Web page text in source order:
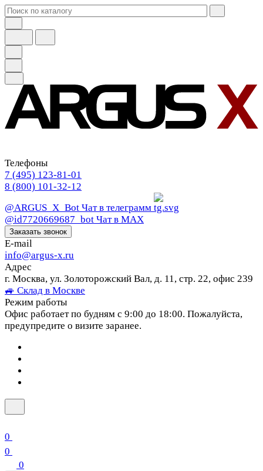
Телефоны
7 (495) 123-81-01
8 (800) 101-32-12
@ARGUS_X_Bot Чат в телеграмм
@id7720669687_bot Чат в МАХ
Заказать звонок
E-mail
info@argus-x.ru
Адрес
г. Москва, ул. Золоторожский Вал, д. 11, стр. 22, офис 239
🚙 Склад в Москве
Режим работы
Офис работает по будням с 9:00 до 18:00. Пожалуйста,
предупредите о визите заранее.
0
0
0